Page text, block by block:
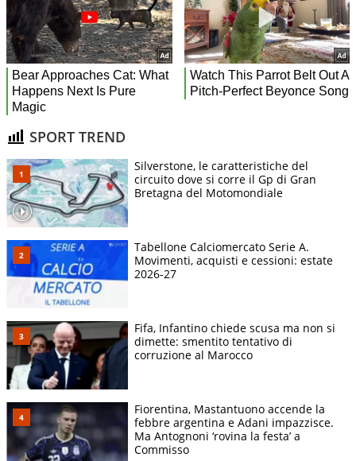
SPORT TREND
Silverstone, le caratteristiche del
circuito dove si corre il Gp di Gran
Bretagna del Motomondiale
Tabellone Calciomercato Serie A.
Movimenti, acquisti e cessioni: estate
2026-27
Fifa, Infantino chiede scusa ma non si
dimette: smentito tentativo di
corruzione al Marocco
Fiorentina, Mastantuono accende la
febbre argentina e Adani impazzisce.
Ma Antognoni ‘rovina la festa’ a
Commisso